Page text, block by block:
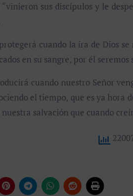
sus discípulos y le
cuando la ira de Dios
en su sangre, por él seremos
cuando nuestro Señor
el tiempo, que es ya hora
salvación que cuando